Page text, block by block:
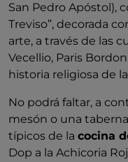
San Pedro Apóstol),
Treviso”, decorada
arte, a través de las
Vecellio, Paris
historia religiosa de
No podrá faltar, a
mesón o una
típicos de la cocina
Dop a la Achicoria